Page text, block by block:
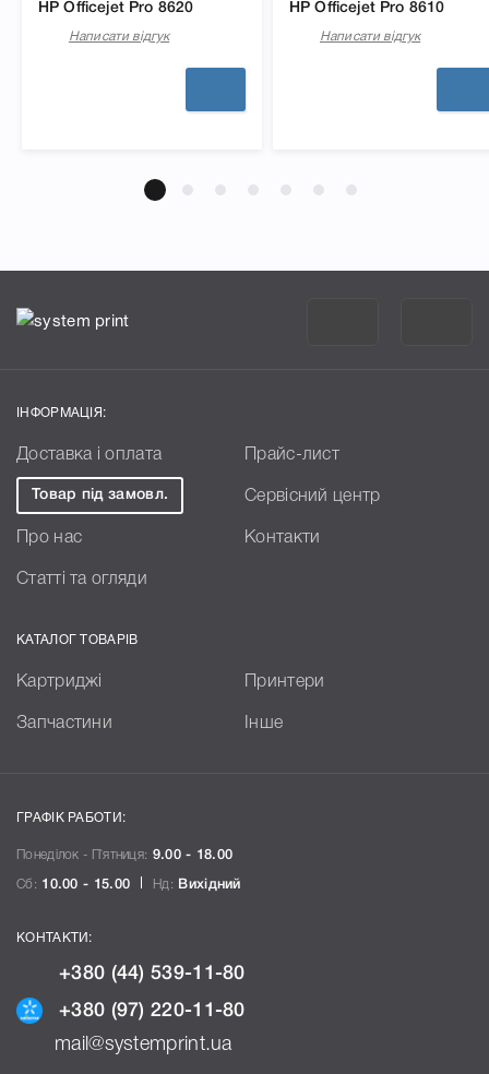
HP Officejet Pro 8620
Написати відгук
HP Officejet Pro 8610
Написати відгук
ІНФОРМАЦІЯ:
Доставка і оплата Прайс-лист
Товар під замовл. Сервісний центр
Про нас Контакти
Статті та огляди
КАТАЛОГ ТОВАРІВ
Картриджі Принтери
Запчастини Інше
ГРАФІК РАБОТИ:
Понеділок - П`ятниця: 9.00 - 18.00
Сб: 10.00 - 15.00 Нд: Вихідний
КОНТАКТИ:
+380 (44) 539-11-80
+380 (97) 220-11-80
mail@systemprint.ua